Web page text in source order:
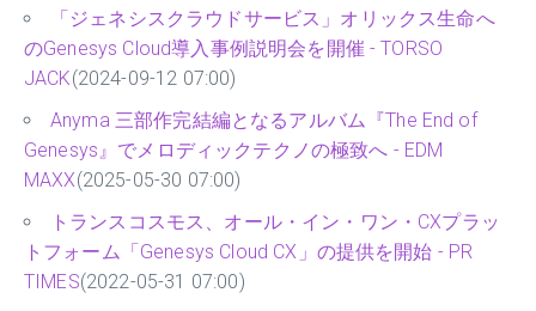
「ジェネシスクラウドサービス」オリックス生命へ
のGenesys Cloud導入事例説明会を開催 - TORSO
JACK(2024-09-12 07:00)
Anyma 三部作完結編となるアルバム『The End of
Genesys』でメロディックテクノの極致へ - EDM
MAXX(2025-05-30 07:00)
トランスコスモス、オール・イン・ワン・CXプラッ
トフォーム「Genesys Cloud CX」の提供を開始 - PR
TIMES(2022-05-31 07:00)